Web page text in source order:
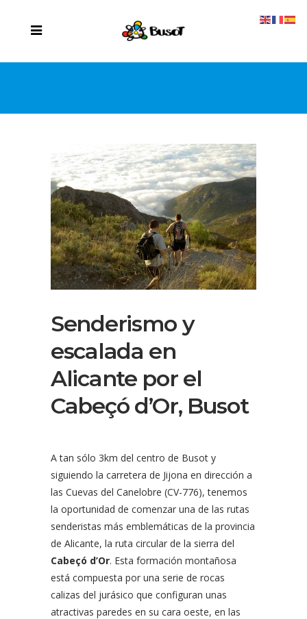
Senderismo y
escalada en
Alicante por el
Cabeçó d’Or, Busot
A tan sólo 3km del centro de Busot y
siguiendo la carretera de Jijona en dirección a
las Cuevas del Canelobre (CV-776), tenemos
la oportunidad de comenzar una de las rutas
senderistas más emblemáticas de la provincia
de Alicante, la ruta circular de la sierra del
Cabeçó d’Or. Esta formación montañosa
está compuesta por una serie de rocas
calizas del jurásico que configuran unas
atractivas paredes en su cara oeste, en las